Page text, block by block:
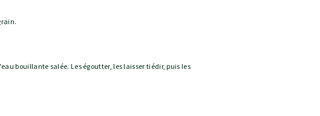
bouillante salée. Les égoutter, les laisser tiédir, puis les